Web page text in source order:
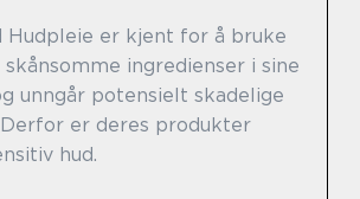
Hudpleie er kjent for å bruke
ingredienser i sine
unngår potensielt skadelige
er deres produkter
hud.